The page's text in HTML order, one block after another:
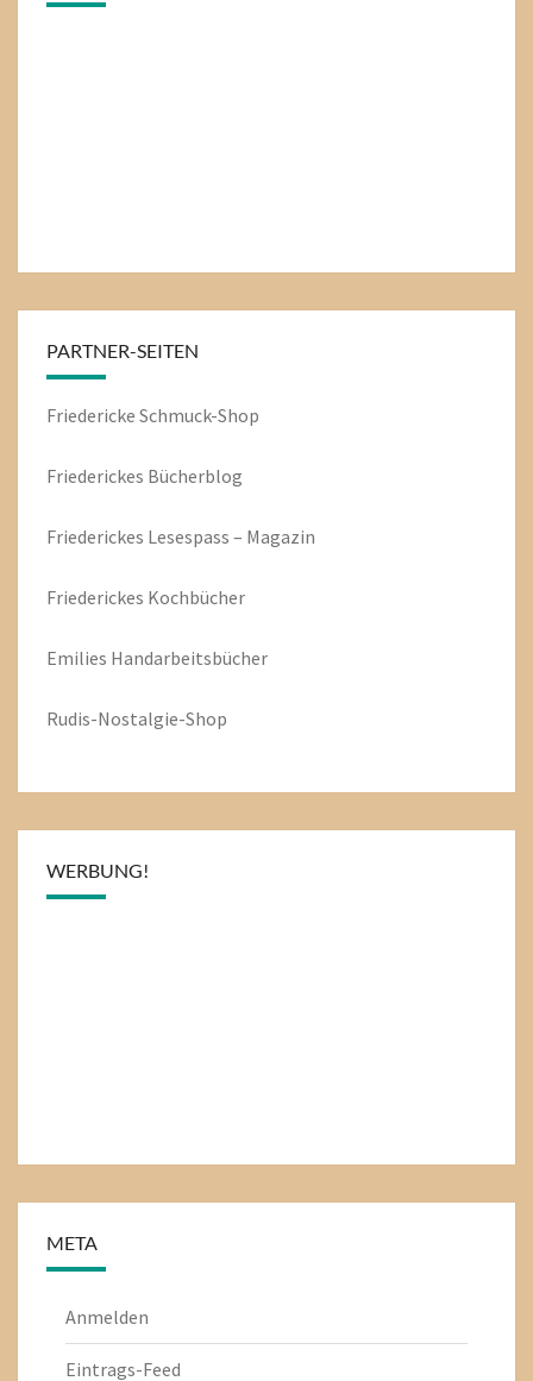
PARTNER-SEITEN
Friedericke Schmuck-Shop
Friederickes Bücherblog
Friederickes Lesespass – Magazin
Friederickes Kochbücher
Emilies Handarbeitsbücher
Rudis-Nostalgie-Shop
WERBUNG!
META
Anmelden
Eintrags-Feed